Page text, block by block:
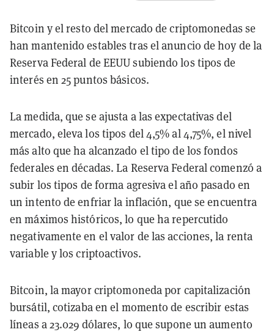
Bitcoin y el resto del mercado de criptomonedas se
han mantenido estables tras el anuncio de hoy de la
Reserva Federal de EEUU subiendo los tipos de
interés en 25 puntos básicos.
La medida, que se ajusta a las expectativas del
mercado, eleva los tipos del 4,5% al 4,75%, el nivel
más alto que ha alcanzado el tipo de los fondos
federales en décadas. La Reserva Federal comenzó a
subir los tipos de forma agresiva el año pasado en
un intento de enfriar la inflación, que se encuentra
en máximos históricos, lo que ha repercutido
negativamente en el valor de las acciones, la renta
variable y los criptoactivos.
Bitcoin, la mayor criptomoneda por capitalización
bursátil, cotizaba en el momento de escribir estas
líneas a 23.029 dólares, lo que supone un aumento